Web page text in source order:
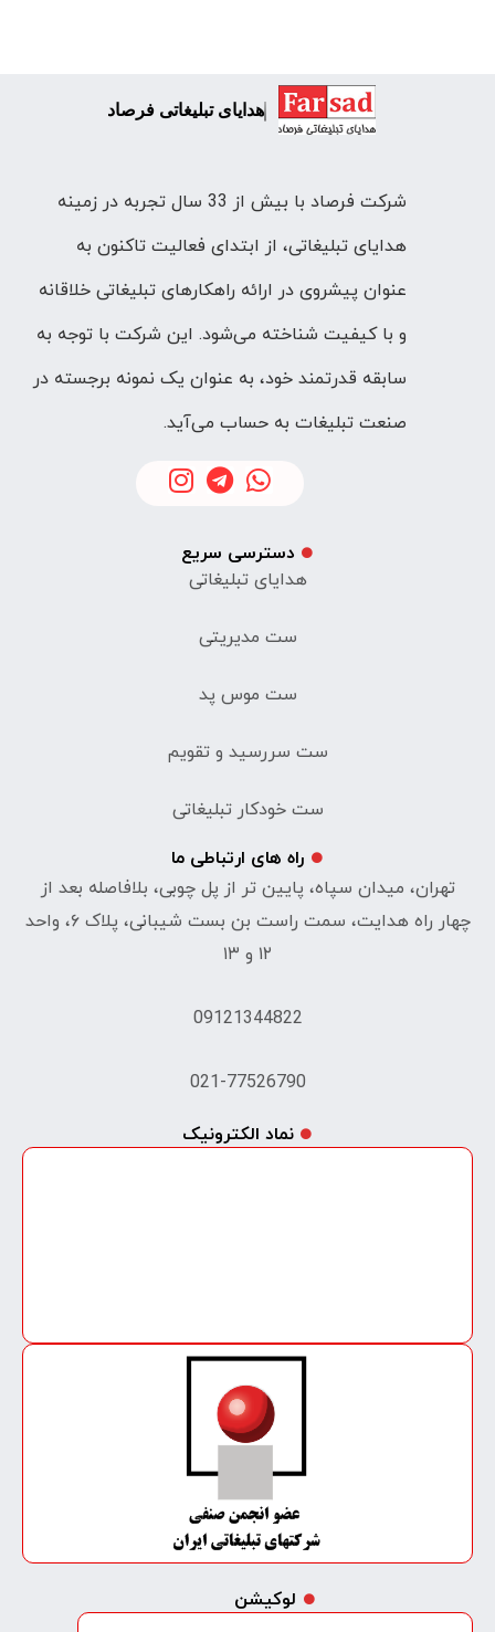
هدایای تبلیغاتی فرصاد
شرکت فرصاد با بیش از 33 سال تجربه در زمینه
هدایای تبلیغاتی، از ابتدای فعالیت تاکنون به
عنوان پیشروی در ارائه راهکارهای تبلیغاتی خلاقانه
و با کیفیت شناخته می‌شود. این شرکت با توجه به
سابقه قدرتمند خود، به عنوان یک نمونه برجسته در
صنعت تبلیغات به حساب می‌آید.
دسترسی سریع
هدایای تبلیغاتی
ست مدیریتی
ست موس پد
ست سررسید و تقویم
ست خودکار تبلیغاتی
راه های ارتباطی ما
تهران، میدان سپاه، پایین تر از پل چوبی، بلافاصله بعد از
چهار راه هدایت، سمت راست بن بست شیبانی، پلاک ۶، واحد
۱۲ و ۱۳
09121344822
021-77526790
نماد الکترونیک
لوکیشن